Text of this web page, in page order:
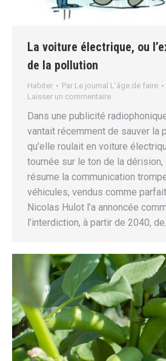
La voiture électrique, ou
de la pollution
Habiter Par Le journal L’âge de faire
Laisser un commentaire
Dans une publicité
vantait récemment de sauver la
qu’elle roulait en voiture
tournée sur le ton de la
résume la communication
véhicules, vendus comme
Nicolas Hulot l’a annoncée
l’interdiction, à partir de 2040, de…